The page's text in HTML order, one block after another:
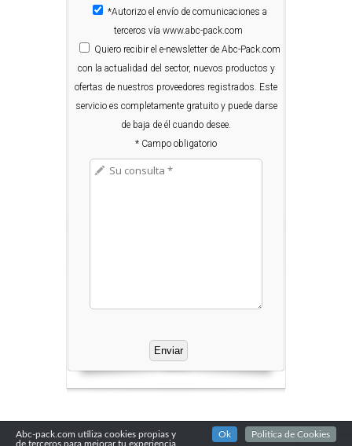
*Autorizo el envío de comunicaciones a
terceros vía www.abc-pack.com
Quiero recibir el e-newsletter de Abc-Pack.com
con la actualidad del sector, nuevos productos y
ofertas de nuestros proveedores registrados. Este
servicio es completamente gratuito y puede darse
de baja de él cuando desee.
* Campo obligatorio
Abc-pack.com utiliza cookies propias y
de terceros para mejorar tu experiencia
Ok Politica de Cookies